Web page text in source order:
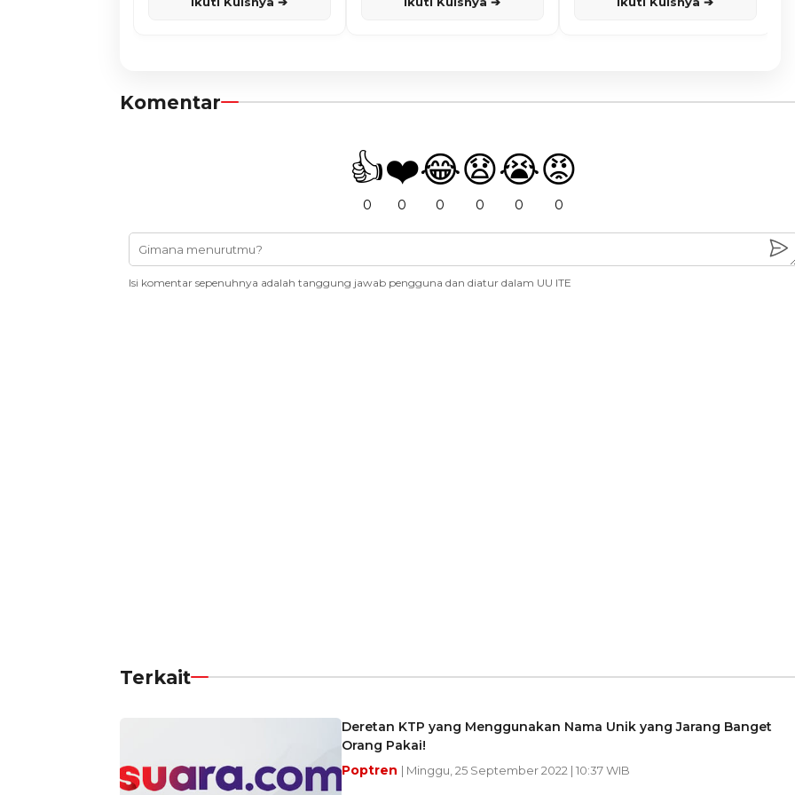
Komentar
👍
0
❤️
0
😂
0
😧
0
😭
0
😡
0
Isi komentar sepenuhnya adalah tanggung jawab pengguna dan diatur dalam UU ITE
Terkait
Deretan KTP yang Menggunakan Nama Unik yang Jarang Banget
Orang Pakai!
Poptren | Minggu, 25 September 2022 | 10:37 WIB